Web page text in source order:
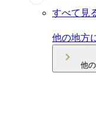
すべて見
他の地方
他